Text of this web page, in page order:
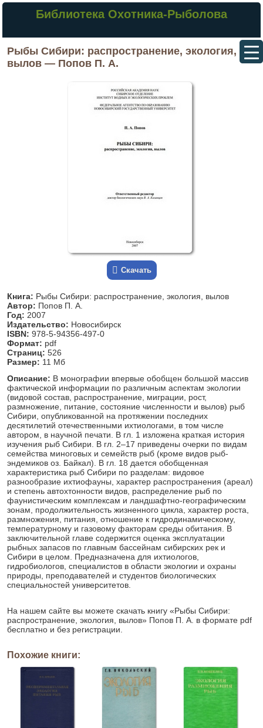
Библиотека Охотника-Рыболова
Рыбы Сибири: распространение, экология,
вылов — Попов П. А.
Скачать
Книга: Рыбы Сибири: распространение, экология, вылов
Автор: Попов П. А.
Год: 2007
Издательство: Новосибирск
ISBN: 978-5-94356-497-0
Формат: pdf
Страниц: 526
Размер: 11 Мб
Описание: В монографии впервые обобщен большой массив
фактической информации по различным аспектам экологии
(видовой состав, распространение, миграции, рост,
размножение, питание, состояние численности и вылов) рыб
Сибири, опубликованной на протяжении последних
десятилетий отечественными ихтиологами, в том числе
автором, в научной печати. В гл. 1 изложена краткая история
изучения рыб Сибири. В гл. 2–17 приведены очерки по видам
семейства миноговых и семейств рыб (кроме видов рыб-
эндемиков оз. Байкал). В гл. 18 дается обобщенная
характеристика рыб Сибири по разделам: видовое
разнообразие ихтиофауны, характер распространения (ареал)
и степень автохтонности видов, распределение рыб по
фаунистическим комплексам и ландшафтно-географическим
зонам, продолжительность жизненного цикла, характер роста,
размножения, питания, отношение к гидродинамическому,
температурному и газовому факторам среды обитания. В
заключительной главе содержится оценка эксплуатации
рыбных запасов по главным бассейнам сибирских рек и
Сибири в целом. Предназначена для ихтиологов,
гидробиологов, специалистов в области экологии и охраны
природы, преподавателей и студентов биологических
специальностей университетов.
На нашем сайте вы можете скачать книгу «Рыбы Сибири:
распространение, экология, вылов» Попов П. А. в формате pdf
бесплатно и без регистрации.
Похожие книги: